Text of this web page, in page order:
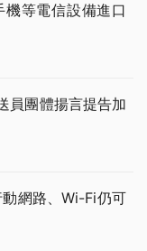
等電信設備進口
員團體揚言提告加
網路、Wi-Fi仍可